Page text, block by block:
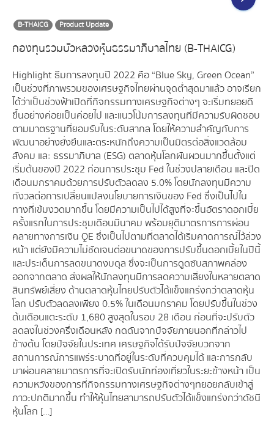
B-THAICG Product Update
กองทุนรวมบัวหลวงหุ้นธรรมาภิบาลไทย (B-THAICG)
Highlight ธีมการลงทุนปี 2022 คือ “Blue Sky, Green Ocean”
เป็นช่วงที่ภาพรวมของเศรษฐกิจไทยผ่านจุดต่ำสุดมาแล้ว อาจเรียก
ได้ว่าเป็นช่วงฟ้าเปิดที่กิจกรรมทางเศรษฐกิจต่างๆ จะเริ่มทยอยดี
ขึ้นอย่างค่อยเป็นค่อยไป และแนวโน้มการลงทุนที่มีความรับผิดชอบ
ตามมาตรฐานที่ยอมรับในระดับสากล โดยให้ความสำคัญกับการ
พัฒนาอย่างยั่งยืนและตระหนักถึงความเป็นมิตรต่อสิ่งแวดล้อม
สังคม และ ธรรมาภิบาล (ESG) ตลาดหุ้นโลกผันผวนมากขึ้นตั้งแต่
เริ่มต้นของปี 2022 ก่อนการประชุม Fed ในช่วงปลายเดือน และปิด
เดือนมกราคมด้วยการปรับตัวลดลง 5.0% โดยนักลงทุนมีความ
กังวลต่อการเปลี่ยนแปลงนโยบายการเงินของ Fed ซึ่งเป็นไปใน
ทางที่เข้มงวดมากขึ้น โดยมีความเป็นไปได้สูงที่จะขึ้นอัตราดอกเบี้ย
ครั้งแรกในการประชุมเดือนมีนาคม พร้อมยุติมาตรการการผ่อน
คลายทางการเงิน QE ซึ่งเป็นไปตามที่ตลาดได้เริ่มคาดการณ์ไว้ล่วง
หน้า แต่ยังมีความไม่ชัดเจนต่อขนาดของการปรับขึ้นดอกเบี้ยในปีนี้
และประเด็นการลดขนาดงบดุล ซึ่งจะเป็นการดูดซับสภาพคล่อง
ออกจากตลาด ส่งผลให้นักลงทุนมีการลดความเสี่ยงในหลายตลาด
สินทรัพย์เสี่ยง ด้านตลาดหุ้นไทย ปรับตัวได้แข็งแกร่งกว่าตลาดหุ้น
โลก ปรับตัวลดลงเพียง 0.5% ในเดือนมกราคม โดยปรับขึ้นในช่วง
ต้นเดือนแตะระดับ 1,680 สูงสุดในรอบ 28 เดือน ก่อนที่จะปรับตัว
ลดลงในช่วงครึ่งเดือนหลัง กดดันจากปัจจัยภายนอกที่กล่าวไป
ข้างต้น โดยปัจจัยในประเทศ เศรษฐกิจได้รับปัจจัยบวกจาก
สถานการณ์การแพร่ระบาดที่อยู่ในระดับที่ควบคุมได้ และการกลับ
มาผ่อนคลายมาตรการที่จะเปิดรับนักท่องเที่ยวในระยะข้างหน้า เป็น
ความหวังของการที่กิจกรรมทางเศรษฐกิจต่างๆทยอยกลับเข้าสู่
ภาวะปกติมากขึ้น ทำให้หุ้นไทยสามารถปรับตัวได้แข็งแกร่งกว่าดัชนี
หุ้นโลก […]